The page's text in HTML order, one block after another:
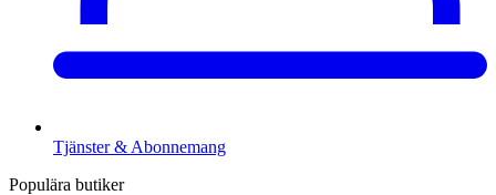
Tjänster & Abonnemang
Populära butiker